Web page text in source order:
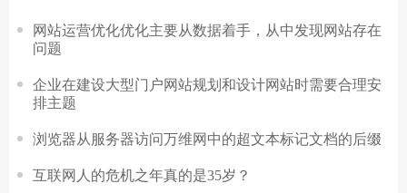
网站运营优化优化主要从数据着手，从中发现网站存在
问题
企业在建设大型门户网站规划和设计网站时需要合理安
排主题
浏览器从服务器访问万维网中的超文本标记文档的后缀
互联网人的危机之年真的是35岁？